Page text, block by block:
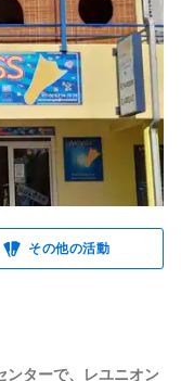
その他の活動
ンターで、レユニオン